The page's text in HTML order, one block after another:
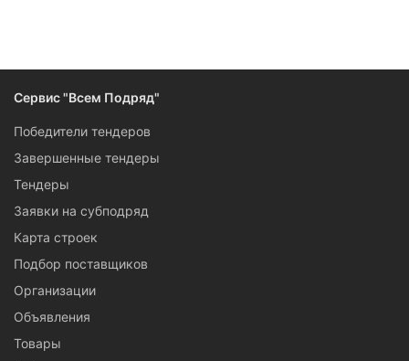
Сервис "Всем Подряд"
Победители тендеров
Завершенные тендеры
Тендеры
Заявки на субподряд
Карта строек
Подбор поставщиков
Организации
Объявления
Товары